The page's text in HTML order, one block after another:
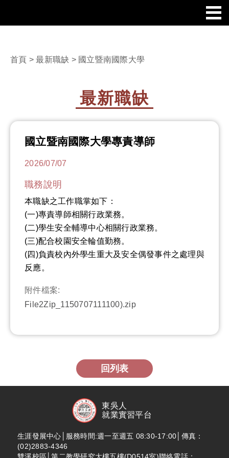
首頁 >最新職缺 > 國立暨南國際大學
最新職缺
國立暨南國際大學專責導師
2026/07/07
職務說明
本職缺之工作職掌如下：
(一)專責導師相關行政業務。
(二)學生安全輔導中心相關行政業務。
(三)配合校園安全輪值勤務。
(四)負責校內外學生重大及安全偶發事件之處理與
反應。
附件檔案:
File2Zip_1150707111100).zip
回列表
東吳人
就業實習平台
生涯發展中心│服務時間:週一至週五 08:30-17:00│傳真：
(02)2883-4346